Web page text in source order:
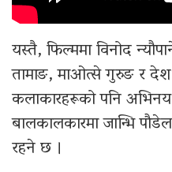
यस्तै, फिल्ममा विनोद
तामाङ, माओत्से गुरुङ र
कलाकारहरूको पनि
बालकालकारमा जान्भि
रहने छ ।